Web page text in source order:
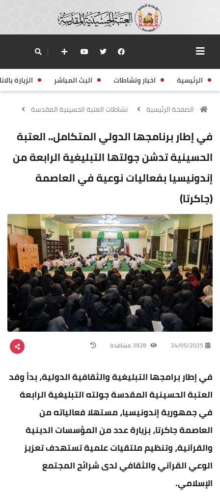
الرئيسية اخبار ونشاطات البث المباشر الزيارة
الصفحة الرئيسية نشاطات العتبة الحسينية المقدسة
في إطار برنامجها الدولي المتكامل.. العتبة
الحسينية تدشن جولتها التبليغية الرابعة من
إندونيسيا بفعاليات نوعية في العاصمة
(جاكرتا)
24/05/2025
في إطار برامجها التبليغية والثقافية الدولية، بدأ وفد
العتبة الحسينية المقدسة جولته التبليغية الرابعة
في جمهورية إندونيسيا، مستهلا فعالياته من
العاصمة جاكرتا، بزيارة عدد من المؤسسات الدينية
والقرآنية، وتنظيم ملتقيات علمية تستهدف تعزيز
الوعي القرآني والثقافي لدى شرائح المجتمع
الإسلامي.